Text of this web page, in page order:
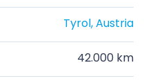
Tyrol, Austria
42.000 km